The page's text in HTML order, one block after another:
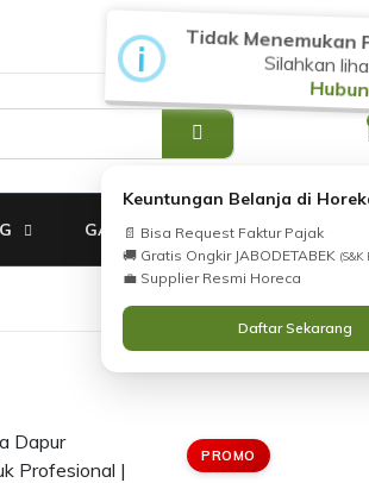
Keuntungan Belanja di
📄 Bisa Request Faktur Pajak
🚚 Gratis Ongkir JABODETABEK (S&K
💼 Supplier Resmi Horeca
Daftar Sekarang
GARANSI
PROMO
i
Tidak Menemukan
Silahkan